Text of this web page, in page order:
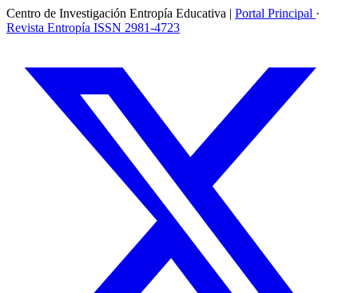
Centro de Investigación Entropía Educativa | Portal Principal ·
Revista Entropía ISSN 2981-4723